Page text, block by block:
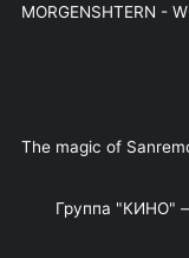
MORGENSHTERN -
"The magic of
Группа "КИНО"